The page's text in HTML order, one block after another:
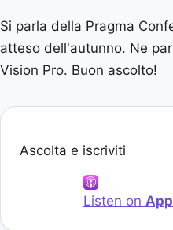
Si parla della Pragma
atteso dell'autunno. Ne
Vision Pro. Buon ascolto!
Ascolta e iscriviti
Listen on